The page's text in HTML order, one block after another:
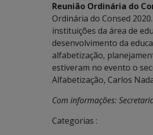
Reunião Ordinária do
Ordinária do Consed
instituições da área de
desenvolvimento da
alfabetização,
estiveram no evento o
Alfabetização, Carlos
Com informações:
Categorias :